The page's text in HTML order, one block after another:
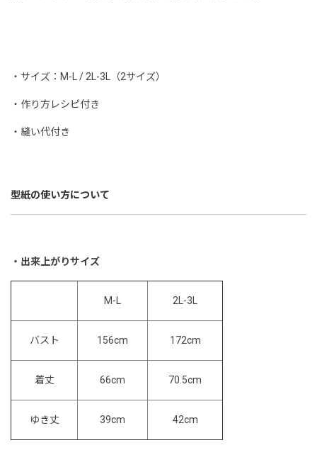
・サイズ：M-L / 2L-3L（2サイズ）
・作り方レシピ付き
・縫い代付き
型紙の使い方について
・出来上がりサイズ
M-L 2L-3L
バスト 156cm 172cm
着丈 66cm 70.5cm
ゆき丈 39cm 42cm